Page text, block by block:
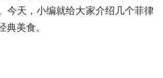
今天，小编就给大家介绍几个菲律
美食。